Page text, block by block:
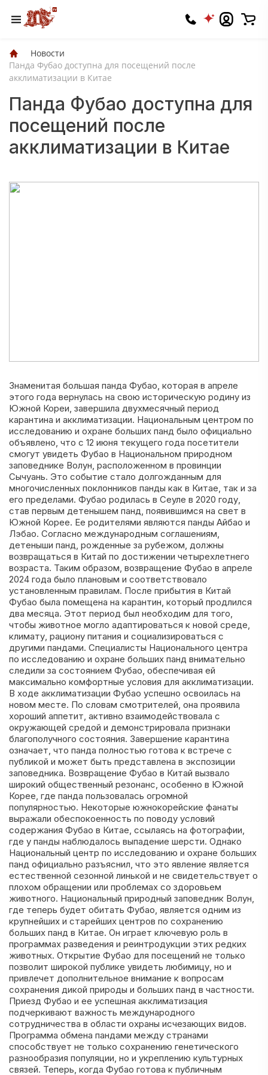
Новости
Панда Фубао доступна для посещений после
акклиматизации в Китае
Панда Фубао доступна для
посещений после
акклиматизации в Китае
Знаменитая большая панда Фубао, которая в апреле
этого года вернулась на свою историческую родину из
Южной Кореи, завершила двухмесячный период
карантина и акклиматизации. Национальным центром по
исследованию и охране больших панд было официально
объявлено, что с 12 июня текущего года посетители
смогут увидеть Фубао в Национальном природном
заповеднике Волун, расположенном в провинции
Сычуань. Это событие стало долгожданным для
многочисленных поклонников панды как в Китае, так и за
его пределами. Фубао родилась в Сеуле в 2020 году,
став первым детенышем панд, появившимся на свет в
Южной Корее. Ее родителями являются панды Айбао и
Лэбао. Согласно международным соглашениям,
детеныши панд, рожденные за рубежом, должны
возвращаться в Китай по достижении четырехлетнего
возраста. Таким образом, возвращение Фубао в апреле
2024 года было плановым и соответствовало
установленным правилам. После прибытия в Китай
Фубао была помещена на карантин, который продлился
два месяца. Этот период был необходим для того,
чтобы животное могло адаптироваться к новой среде,
климату, рациону питания и социализироваться с
другими пандами. Специалисты Национального центра
по исследованию и охране больших панд внимательно
следили за состоянием Фубао, обеспечивая ей
максимально комфортные условия для акклиматизации.
В ходе акклиматизации Фубао успешно освоилась на
новом месте. По словам смотрителей, она проявила
хороший аппетит, активно взаимодействовала с
окружающей средой и демонстрировала признаки
благополучного состояния. Завершение карантина
означает, что панда полностью готова к встрече с
публикой и может быть представлена в экспозиции
заповедника. Возвращение Фубао в Китай вызвало
широкий общественный резонанс, особенно в Южной
Корее, где панда пользовалась огромной
популярностью. Некоторые южнокорейские фанаты
выражали обеспокоенность по поводу условий
содержания Фубао в Китае, ссылаясь на фотографии,
где у панды наблюдалось выпадение шерсти. Однако
Национальный центр по исследованию и охране больших
панд официально разъяснил, что это явление является
естественной сезонной линькой и не свидетельствует о
плохом обращении или проблемах со здоровьем
животного. Национальный природный заповедник Волун,
где теперь будет обитать Фубао, является одним из
крупнейших и старейших центров по сохранению
больших панд в Китае. Он играет ключевую роль в
программах разведения и реинтродукции этих редких
животных. Открытие Фубао для посещений не только
позволит широкой публике увидеть любимицу, но и
привлечет дополнительное внимание к вопросам
сохранения дикой природы и больших панд в частности.
Приезд Фубао и ее успешная акклиматизация
подчеркивают важность международного
сотрудничества в области охраны исчезающих видов.
Программа обмена пандами между странами
способствует не только сохранению генетического
разнообразия популяции, но и укреплению культурных
связей. Теперь, когда Фубао готова к публичным